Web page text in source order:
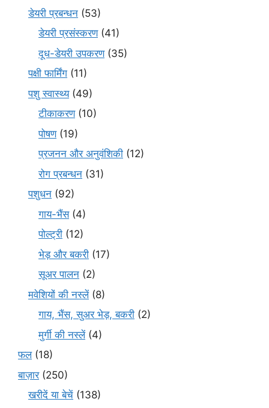
डेयरी प्रबन्धन (53)
डेयरी प्रसंस्करण(41)
दूध-डेयरी उपकरण(35)
पक्षी फार्मिंग (11)
पशु स्वास्थ्य(49)
टीकाकरण(10)
पोषण(19)
प्रजनन और अनुवंशिकी (12)
रोग प्रबन्धन (31)
पशुधन (92)
गाय-भैंस(4)
पोल्ट्री (12)
भेड़ और बकरी (17)
सूअर पालन (2)
मवेशियों की नस्लें(8)
गाय, भैंस, सुअर भेड़, बकरी (2)
मुर्गी की नस्लें(4)
फल(18)
बाज़ार(250)
खरीदें या बेचें (138)